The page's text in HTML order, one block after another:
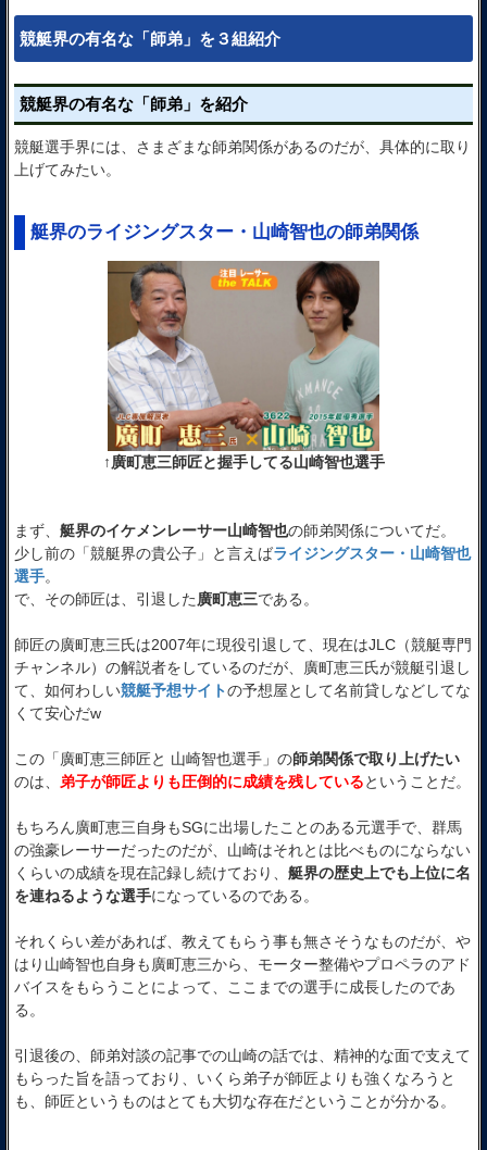
競艇界の有名な「師弟」を３組紹介
競艇界の有名な「師弟」を紹介
競艇選手界には、さまざまな師弟関係があるのだが、具体的に取り
上げてみたい。
艇界のライジングスター・山崎智也の師弟関係
↑廣町恵三師匠と握手してる山崎智也選手
まず、 艇界のイケメンレーサー山崎智也の師弟関係についてだ。
少し前の「競艇界の貴公子」と言えばライジングスター・山崎智也
選手。
で、その師匠は、引退した 廣町恵三である。
師匠の廣町恵三氏は2007年に現役引退して、現在はJLC（競艇専門
チャンネル）の解説者をしているのだが、廣町恵三氏が競艇引退し
て、如何わしい競艇予想サイトの予想屋として名前貸しなどしてな
くて安心だw
この「廣町恵三師匠と 山崎智也選手」の師弟関係で取り上げたい
のは、
弟子が師匠よりも圧倒的に成績を残しているということだ。
もちろん廣町恵三自身もSGに出場したことのある元選手で、群馬
の強豪レーサーだったのだが、山崎はそれとは比べものにならない
くらいの成績を現在記録し続けており、 艇界の歴史上でも上位に名
を連ねるような選手になっているのである。
それくらい差があれば、教えてもらう事も無さそうなものだが、や
はり山崎智也自身も廣町恵三から、モーター整備やプロペラのアド
バイスをもらうことによって、ここまでの選手に成長したのであ
る。
引退後の、師弟対談の記事での山崎の話では、精神的な面で支えて
もらった旨を語っており、いくら弟子が師匠よりも強くなろうと
も、師匠というものはとても大切な存在だということが分かる。